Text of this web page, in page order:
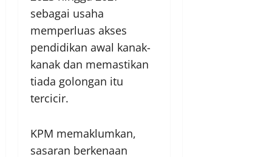
sebagai usaha
memperluas akses
pendidikan awal kanak-
kanak dan memastikan
tiada golongan itu
tercicir.
KPM memaklumkan,
sasaran berkenaan